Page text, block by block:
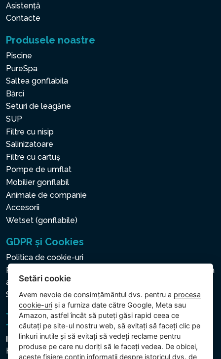
Asistență
Contacte
Produsele noastre
Piscine
PureSpa
Saltea gonflabila
Bărci
Seturi de leagăne
SUP
Filtre cu nisip
Salinizatoare
Filtre cu cartuș
Pompe de umflat
Mobilier gonflabil
Animale de companie
Accesorii
Wetset (gonflabile)
GDPR și Cookies
Politica de cookie-uri
Politica privind protecția datelor cu caracter personal și a
altor date prelucrate
Setări cookie
Intex Trading, s.r.o.
Hradecká 2526/3
Setări cookie
Avem nevoie de consimțământul dvs. pentru a procesa
cookie-uri și a furniza date către Google, Meta sau
Amazon, astfel încât să puteți găsi rapid ceea ce
căutați pe site-ul nostru web, să evitați să faceți clic pe
linkuri inutile și să evitați să vedeți reclame pentru
produse pe care nu doriți să le faceți vedea. De obicei,
aceste fișiere conțin informații despre istoricul dvs. de